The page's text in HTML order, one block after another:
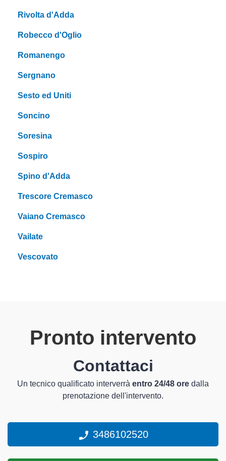
Rivolta d'Adda
Robecco d'Oglio
Romanengo
Sergnano
Sesto ed Uniti
Soncino
Soresina
Sospiro
Spino d'Adda
Trescore Cremasco
Vaiano Cremasco
Vailate
Vescovato
Pronto intervento
Contattaci
Un tecnico qualificato interverrà entro 24/48 ore dalla
prenotazione dell'intervento.
3486102520